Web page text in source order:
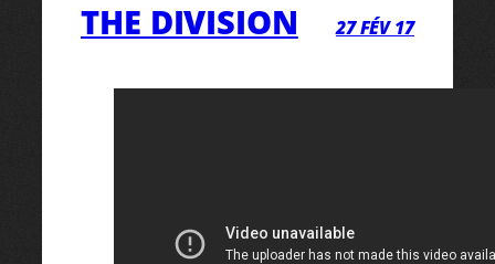
THE DIVISION 27 FÉV 17